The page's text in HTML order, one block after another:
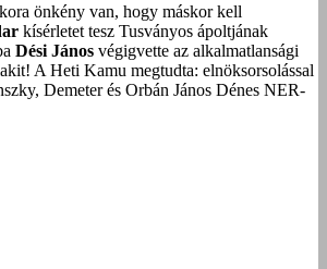
önkény van, hogy máskor kell
kísérletet tesz Tusványos ápoltjának
Dési János végigvette az alkalmatlansági
A Heti Kamu megtudta: elnöksorsolással
Demeter és Orbán János Dénes NER-